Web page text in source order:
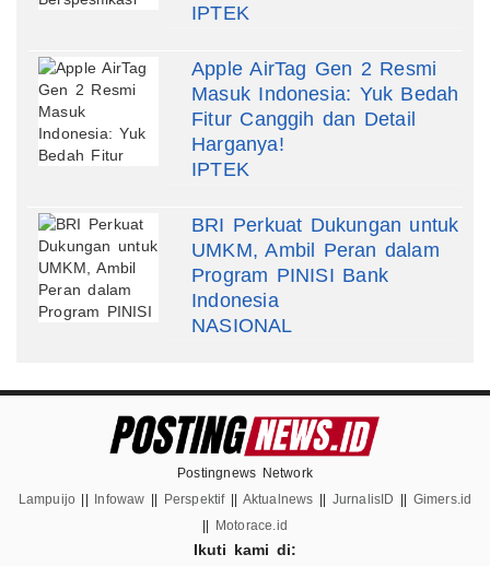
IPTEK
Apple AirTag Gen 2 Resmi
Masuk Indonesia: Yuk Bedah
Fitur Canggih dan Detail
Harganya!
IPTEK
BRI Perkuat Dukungan untuk
UMKM, Ambil Peran dalam
Program PINISI Bank
Indonesia
NASIONAL
Postingnews Network
Lampuijo
Infowaw Perspektif|| Aktualnews JurnalisID
Gimers.id
Motorace.id
Ikuti kami di: